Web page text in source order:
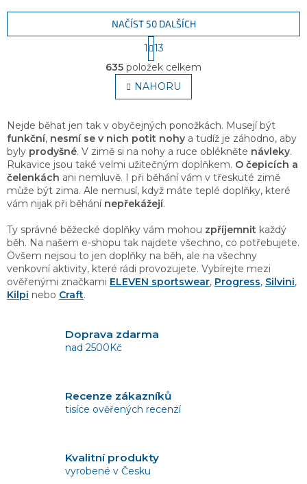
O
v
l
á
a
c
í
p
r
v
k
v
ý
p
i
s
NAČÍST 50 DALŠÍCH
S
t
r
á
n
k
v
á
n
í
1
13
635 položek celkem
NAHORU
Nejde běhat jen tak v obyčejných ponožkách. Musejí být
funkční, nesmí se v nich potit nohy a tudíž je záhodno, aby
byly prodyšné. V zimě si na nohy a ruce oblékněte návleky.
Rukavice jsou také velmi užitečným doplňkem. O čepicích a
čelenkách ani nemluvě. I při běhání vám v třeskuté zimě
může být zima. Ale nemusí, když máte teplé doplňky, které
vám nijak při běhání nepřekážejí.
Ty správné běžecké doplňky vám mohou zpříjemnit každý
běh. Na našem e-shopu tak najdete všechno, co potřebujete.
Ovšem nejsou to jen doplňky na běh, ale na všechny
venkovní aktivity, které rádi provozujete. Vybírejte mezi
ověřenými značkami ELEVEN sportswear, Progress, Silvini,
Kilpi nebo Craft.
Doprava zdarma
nad 2500Kč
Recenze zákazníků
tisíce ověřených recenzí
Kvalitní produkty
vyrobené v Česku